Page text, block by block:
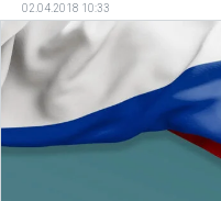
02.04.2018 10:33